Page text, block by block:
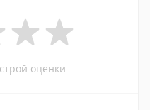
оценки